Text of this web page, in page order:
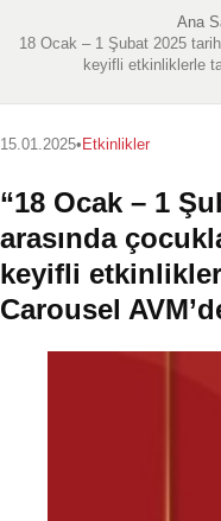
Ana
18 Ocak – 1 Şubat 2025
keyifli etkinliklerle
15.01.2025• Etkinlikler
“18 Ocak – 1
arasında
keyifli
Carousel